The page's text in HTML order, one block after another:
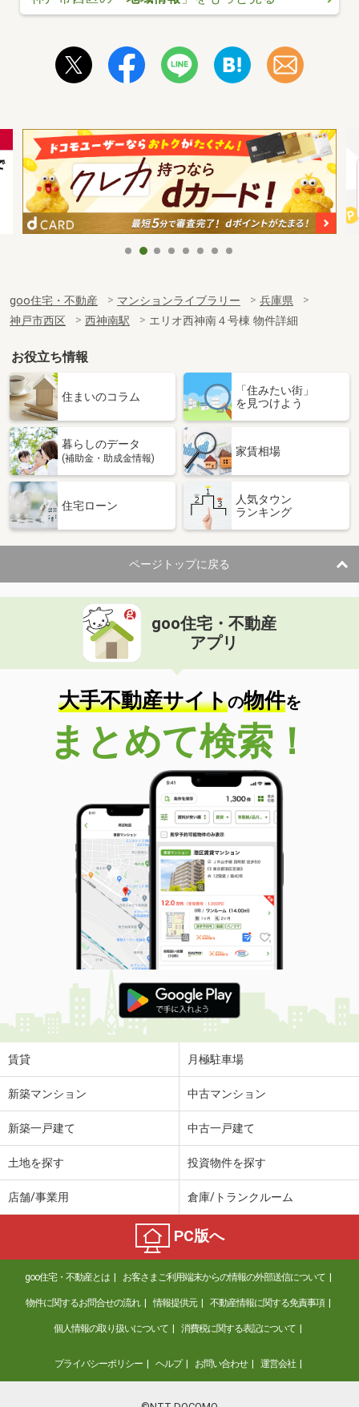
goo住宅・不動産 マンションライブラリー
兵庫県
神戸市西区
西神南駅 エリオ西神南４号棟 物件詳細
お役立ち情報
住まいのコラム
「住みたい街」
を見つけよう
暮らしのデータ
(補助金・助成金情報)
家賃相場
住宅ローン
人気タウン
ランキング
ページトップに戻る
goo住宅・不動産
アプリ
大手不動産サイトの物件を
まとめて検索！
賃貸 月極駐車場
新築マンション 中古マンション
新築一戸建て 中古一戸建て
土地を探す 投資物件を探す
店舗/事業用 倉庫/トランクルーム
PC版へ
goo住宅・不動産とは お客さまご利用端末からの情報の外部送信について
物件に関するお問合せの流れ 情報提供元 不動産情報に関する免責事項
個人情報の取り扱いについて 消費税に関する表記について
プライバシーポリシー ヘルプ お問い合わせ 運営会社